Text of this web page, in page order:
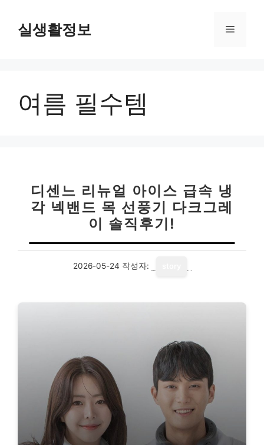
실생활정보 메
여름 필수템
디센느 리뉴얼 아이스 급속 냉
각 넥밴드 목 선풍기 다크그레
이 솔직후기!
2026-05-24 작성자: